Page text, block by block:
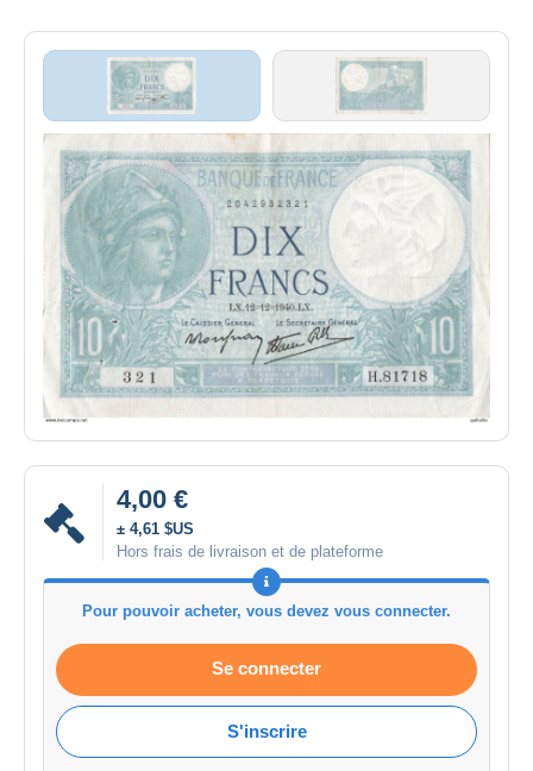
4,00 €
± 4,61 $US
Hors frais de livraison et de plateforme
Pour pouvoir acheter, vous devez vous connecter.
Se connecter
S'inscrire